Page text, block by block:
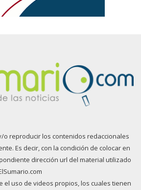
o reproducir los contenidos redaccionales
Es decir, con la condición de colocar en
dirección url del material utilizado
el uso de videos propios, los cuales tienen